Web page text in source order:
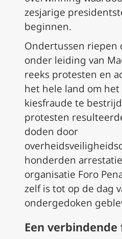
zesjarige
beginnen.
Ondertussen riepen
onder leiding van
reeks protesten en
het hele land om
kiesfraude te
protesten
doden door
honderden
organisatie Foro
zelf is tot op de dag
ondergedoken
Een